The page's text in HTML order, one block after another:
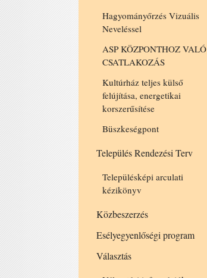
Hagyományőrzés Vizuális
Neveléssel
ASP KÖZPONTHOZ VALÓ
CSATLAKOZÁS
Kultúrház teljes külső
felújítása, energetikai
korszerűsítése
Büszkeségpont
Település Rendezési Terv
Településképi arculati
kézikönyv
Közbeszerzés
Esélyegyenlőségi program
Választás